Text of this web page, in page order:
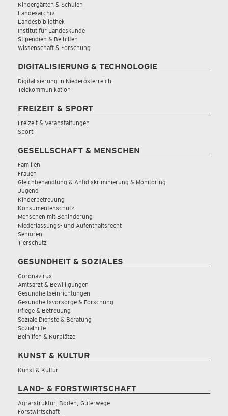
Kindergärten & Schulen
Landesarchiv
Landesbibliothek
Institut für Landeskunde
Stipendien & Beihilfen
Wissenschaft & Forschung
DIGITALISIERUNG & TECHNOLOGIE
Digitalisierung in Niederösterreich
Telekommunikation
FREIZEIT & SPORT
Freizeit & Veranstaltungen
Sport
GESELLSCHAFT & MENSCHEN
Familien
Frauen
Gleichbehandlung & Antidiskriminierung & Monitoring
Jugend
Kinderbetreuung
Konsumentenschutz
Menschen mit Behinderung
Niederlassungs- und Aufenthaltsrecht
Senioren
Tierschutz
GESUNDHEIT & SOZIALES
Coronavirus
Amtsarzt & Bewilligungen
Gesundheitseinrichtungen
Gesundheitsvorsorge & Forschung
Pflege & Betreuung
Soziale Dienste & Beratung
Sozialhilfe
Beihilfen & Kurplätze
KUNST & KULTUR
Kunst & Kultur
LAND- & FORSTWIRTSCHAFT
Agrarstruktur, Boden, Güterwege
Forstwirtschaft